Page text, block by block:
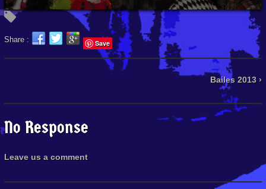
Share : Save
Bailes 2013 ›
No Response
Leave us a comment